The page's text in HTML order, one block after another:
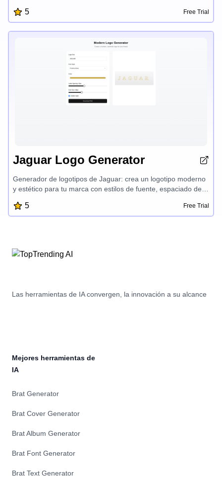
nuevos sabores con Translate Menu - la herramienta definitiva
para entusiastas de la comida y viajeros.
5 Free Trial
Jaguar Logo Generator
Generador de logotipos de Jaguar: crea un logotipo moderno
y estético para tu marca con estilos de fuente, espaciado de
fácilmente tu diseño de logotipo como un archivo PNG de alta
calidad para usar en tus materiales de marca.
5 Free Trial
Las herramientas de IA convergen, la innovación a su alcance
Mejores herramientas de
IA
Brat Generator
Brat Cover Generator
Brat Album Generator
Brat Font Generator
Brat Text Generator